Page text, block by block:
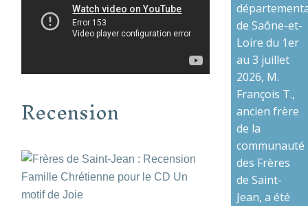
Recension
de Saône-et-
Loire du 1er
au 3 juillet
2026, M.
François T.,
ancien frère
de la
communauté
des Frères
de Saint-
Jean, a été